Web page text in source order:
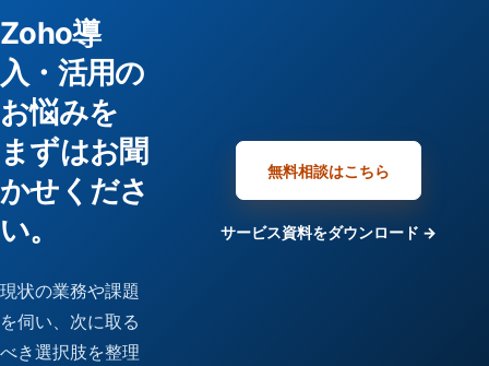
Zoho導
入・活用の
お悩みを
まずはお聞
かせくださ
い。
現状の業務や課題
を伺い、次に取る
べき選択肢を整理
無料相談はこちら
サービス資料をダウンロード →